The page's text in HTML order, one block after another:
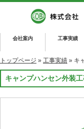
会社案内 工事実績
トップページ » 工事実績 » キ
キャンプハンセン外装